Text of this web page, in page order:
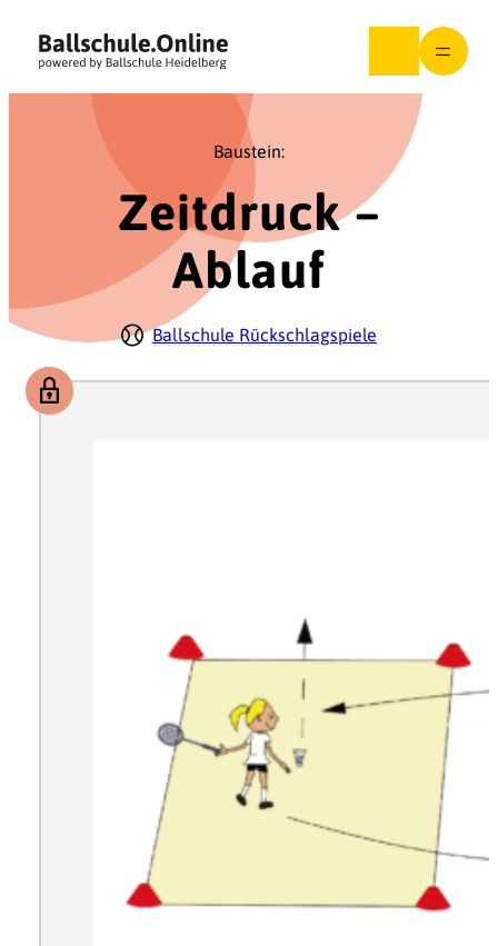
Inhalt
springen
Baustein:
Zeitdruck –
Ablauf
Ballschule Rückschlagspiele